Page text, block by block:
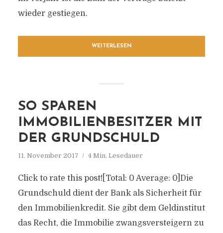
wieder gestiegen.
WEITERLESEN
SO SPAREN
IMMOBILIENBESITZER MIT
DER GRUNDSCHULD
11. November 2017 4 Min. Lesedauer
Click to rate this post![Total: 0 Average: 0]Die
Grundschuld dient der Bank als Sicherheit für
den Immobilienkredit. Sie gibt dem Geldinstitut
das Recht, die Immobilie zwangsversteigern zu